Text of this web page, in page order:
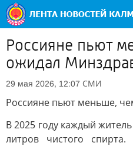
Россияне пьют
ожидал
29 мая 2026, 12:07 СМИ
Россияне пьют меньше,
В 2025 году каждый
литров чистого